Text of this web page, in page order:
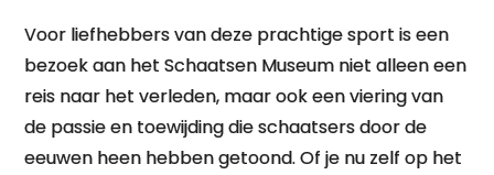
Voor liefhebbers van deze prachtige sport is een
bezoek aan het Schaatsen Museum niet alleen een
reis naar het verleden, maar ook een viering van
de passie en toewijding die schaatsers door de
eeuwen heen hebben getoond. Of je nu zelf op het